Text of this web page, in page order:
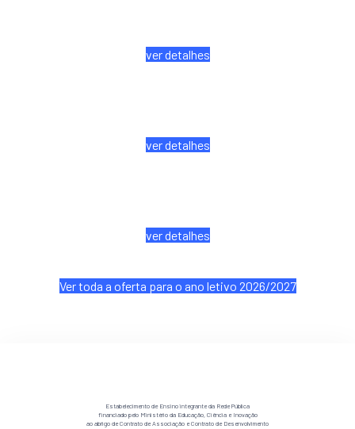
ver detalhes
ver detalhes
ver detalhes
Ver toda a oferta para o ano letivo 2026/2027
Estabelecimento de Ensino integrante da Rede Pública
financiado pelo Ministério da Educação, Ciência e Inovação
ao abrigo de Contrato de Associação e Contrato de Desenvolvimento